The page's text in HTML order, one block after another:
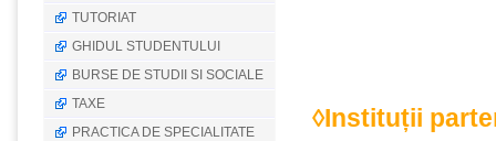
TUTORIAT
GHIDUL STUDENTULUI
BURSE DE STUDII SI SOCIALE
TAXE
PRACTICA DE SPECIALITATE
◊Instituții